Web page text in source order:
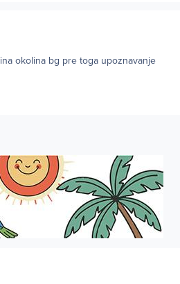
okolina bg pre toga upoznavanje